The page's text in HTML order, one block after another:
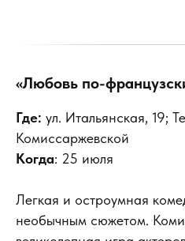
«Любовь по-
Где: ул. Итальянская, 19;
Комиссаржевской
Когда: 25 июля
Легкая и остроумная
необычным сюжетом.